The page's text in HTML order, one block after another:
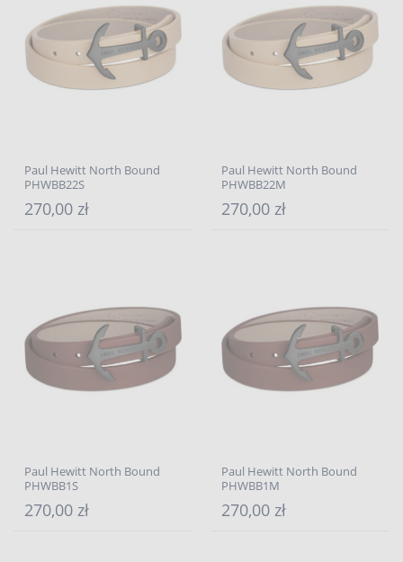
Paul Hewitt North Bound
PHWBB22S
270,00 zł
Paul Hewitt North Bound
PHWBB22M
270,00 zł
Paul Hewitt North Bound
PHWBB1S
270,00 zł
Paul Hewitt North Bound
PHWBB1M
270,00 zł